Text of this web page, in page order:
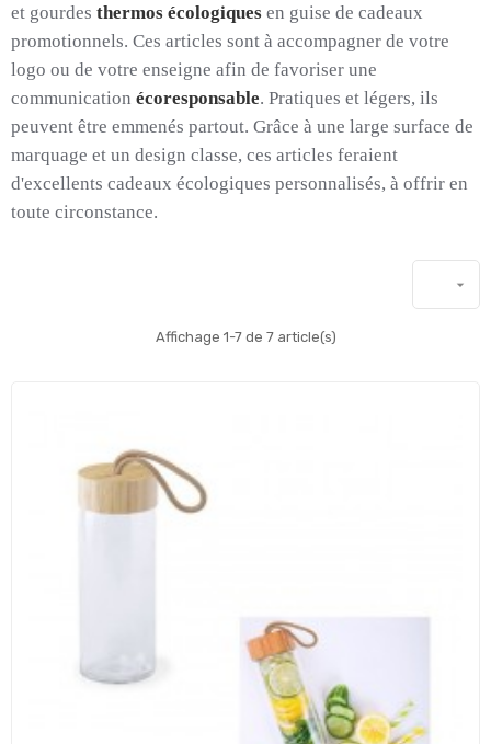
et gourdes thermos écologiques en guise de cadeaux
promotionnels. Ces articles sont à accompagner de votre
logo ou de votre enseigne afin de favoriser une
communication écoresponsable. Pratiques et légers, ils
peuvent être emmenés partout. Grâce à une large surface de
marquage et un design classe, ces articles feraient
d'excellents cadeaux écologiques personnalisés, à offrir en
toute circonstance.

Affichage 1-7 de 7 article(s)